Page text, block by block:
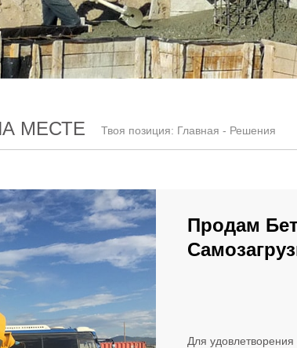
МЕСТЕ Твоя позиция: Главная - Решения
Продам
Для